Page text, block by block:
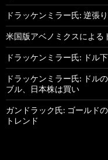
ドラッケンミラー氏: 逆張
米国版アベノミクスによる
ドラッケンミラー氏: ドル
ドラッケンミラー氏: ドル
ブル、日本株は買い
ガンドラック氏: ゴールド
トレンド